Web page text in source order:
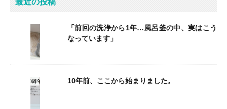
「前回の洗浄から1年…風呂釜の中、実はこう
なっています」
10年前、ここから始まりました。